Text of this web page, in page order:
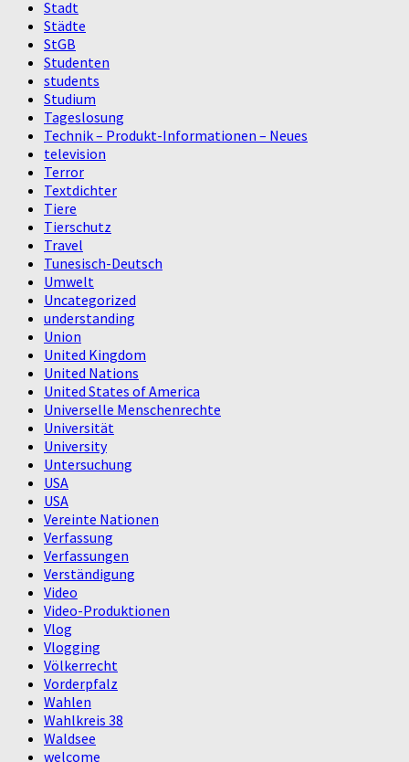
Stadt
Städte
StGB
Studenten
students
Studium
Tageslosung
Technik – Produkt-Informationen – Neues
television
Terror
Textdichter
Tiere
Tierschutz
Travel
Tunesisch-Deutsch
Umwelt
Uncategorized
understanding
Union
United Kingdom
United Nations
United States of America
Universelle Menschenrechte
Universität
University
Untersuchung
USA
USA
Vereinte Nationen
Verfassung
Verfassungen
Verständigung
Video
Video-Produktionen
Vlog
Vlogging
Völkerrecht
Vorderpfalz
Wahlen
Wahlkreis 38
Waldsee
welcome